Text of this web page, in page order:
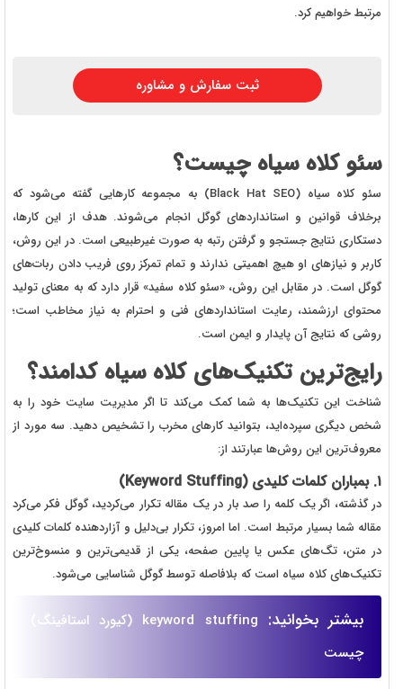
مرتبط خواهیم کرد.
ثبت سفارش و مشاوره
سئو کلاه سیاه چیست؟
سئو کلاه سیاه (Black Hat SEO) به مجموعه کارهایی گفته می‌شود که
برخلاف قوانین و استانداردهای گوگل انجام می‌شوند. هدف از این کارها،
دستکاری نتایج جستجو و گرفتن رتبه به صورت غیرطبیعی است. در این روش،
کاربر و نیازهای او هیچ اهمیتی ندارند و تمام تمرکز روی فریب دادن ربات‌های
گوگل است. در مقابل این روش، «سئو کلاه سفید» قرار دارد که به معنای تولید
محتوای ارزشمند، رعایت استانداردهای فنی و احترام به نیاز مخاطب است؛
روشی که نتایج آن پایدار و ایمن است.
رایج‌ترین تکنیک‌های کلاه سیاه کدامند؟
شناخت این تکنیک‌ها به شما کمک می‌کند تا اگر مدیریت سایت خود را به
شخص دیگری سپرده‌اید، بتوانید کارهای مخرب را تشخیص دهید. سه مورد از
معروف‌ترین این روش‌ها عبارتند از:
۱. بمباران کلمات کلیدی (Keyword Stuffing)
در گذشته، اگر یک کلمه را صد بار در یک مقاله تکرار می‌کردید، گوگل فکر می‌کرد
مقاله شما بسیار مرتبط است. اما امروز، تکرار بی‌دلیل و آزاردهنده کلمات کلیدی
در متن، تگ‌های عکس یا پایین صفحه، یکی از قدیمی‌ترین و منسوخ‌ترین
تکنیک‌های کلاه سیاه است که بلافاصله توسط گوگل شناسایی می‌شود.
بیشتر بخوانید:
keyword stuffing (کیورد استافینگ)
چیست